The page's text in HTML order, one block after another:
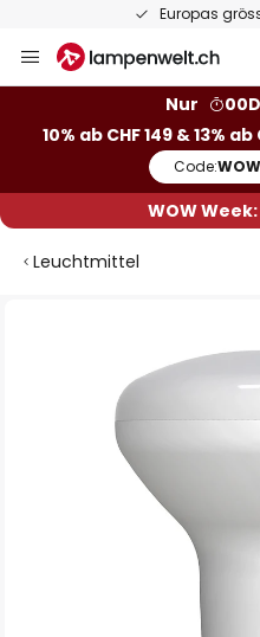
Europas
Inhalt
Nur
10% ab CHF 149 & 13%
Code:WOW
WOW Week:
Leuchtmittel